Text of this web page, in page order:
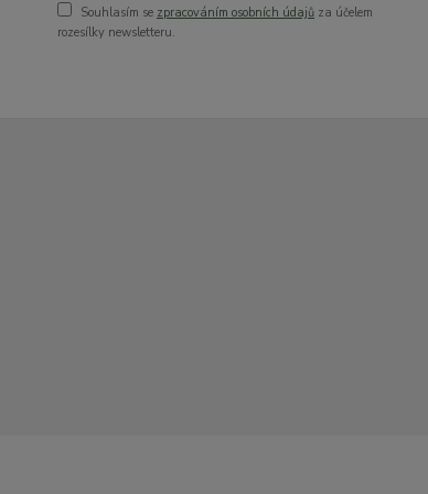
Souhlasím se zpracováním osobních údajů za účelem
rozesílky newsletteru.